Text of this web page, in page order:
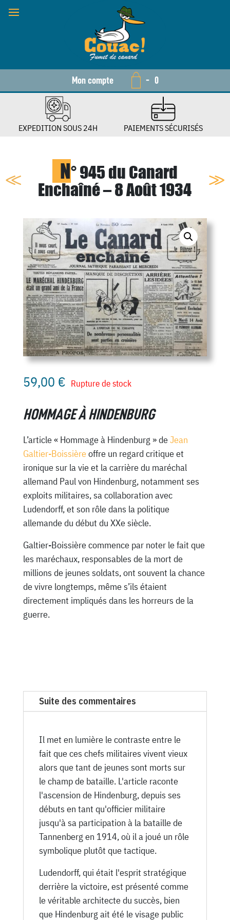
Mon compte - 0
EXPEDITION SOUS 24H PAIEMENTS SÉCURISÉS
N° 945 du Canard
Enchaîné – 8 Août 1934
59,00 € Rupture de stock
HOMMAGE À HINDENBURG
L’article « Hommage à Hindenburg » deJean
Galtier-Boissièreoffre un regard critique et
ironique sur la vie et la carrière du maréchal
allemand Paul von Hindenburg, notamment ses
exploits militaires, sa collaboration avec
Ludendorff, et son rôle dans la politique
allemande du début du XXe siècle.
Galtier-Boissière commence par noter le fait que
les maréchaux, responsables de la mort de
millions de jeunes soldats, ont souvent la chance
de vivre longtemps, même s’ils étaient
directement impliqués dans les horreurs de la
guerre.
Suite des commentaires
Il met en lumière le contraste entre le
fait que ces chefs militaires vivent vieux
alors que tant de jeunes sont morts sur
le champ de bataille. L'article raconte
l'ascension de Hindenburg, depuis ses
débuts en tant qu'officier militaire
jusqu'à sa participation à la bataille de
Tannenberg en 1914, où il a joué un rôle
symbolique plutôt que tactique.
Ludendorff, qui était l'esprit stratégique
derrière la victoire, est présenté comme
le véritable architecte du succès, bien
que Hindenburg ait été le visage public